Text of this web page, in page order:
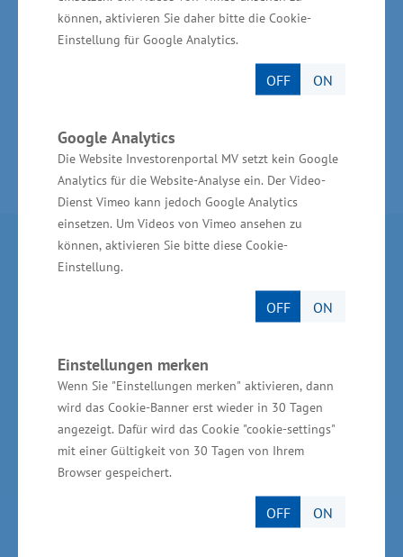
können, aktivieren Sie daher bitte die Cookie-
Einstellung für Google Analytics.
OFF ON
Google Analytics
Die Website Investorenportal MV setzt kein Google
Analytics für die Website-Analyse ein. Der Video-
Dienst Vimeo kann jedoch Google Analytics
einsetzen. Um Videos von Vimeo ansehen zu
können, aktivieren Sie bitte diese Cookie-
Einstellung.
OFF ON
Einstellungen merken
Wenn Sie "Einstellungen merken" aktivieren, dann
wird das Cookie-Banner erst wieder in 30 Tagen
angezeigt. Dafür wird das Cookie "cookie-settings"
mit einer Gültigkeit von 30 Tagen von Ihrem
Browser gespeichert.
OFF ON
Quelle: Pressemitteilung Nr. 364/15 - Ministerium
für Wirtschaft, Bau und Tourismus MV
Partner im Land
Ministerium für Wirtschaft, Infrastruktur,
Tourismus und Arbeit Mecklenburg-Vorpommern
Invest in MV - Wirtschaftsfördergesellschaft des
Landes MV
BioCon Valley®GmbH
Landesförderinstitut Mecklenburg-Vorpommern
(LFI M-V)
TBI Technologie-Beratungs-Institut GmbH